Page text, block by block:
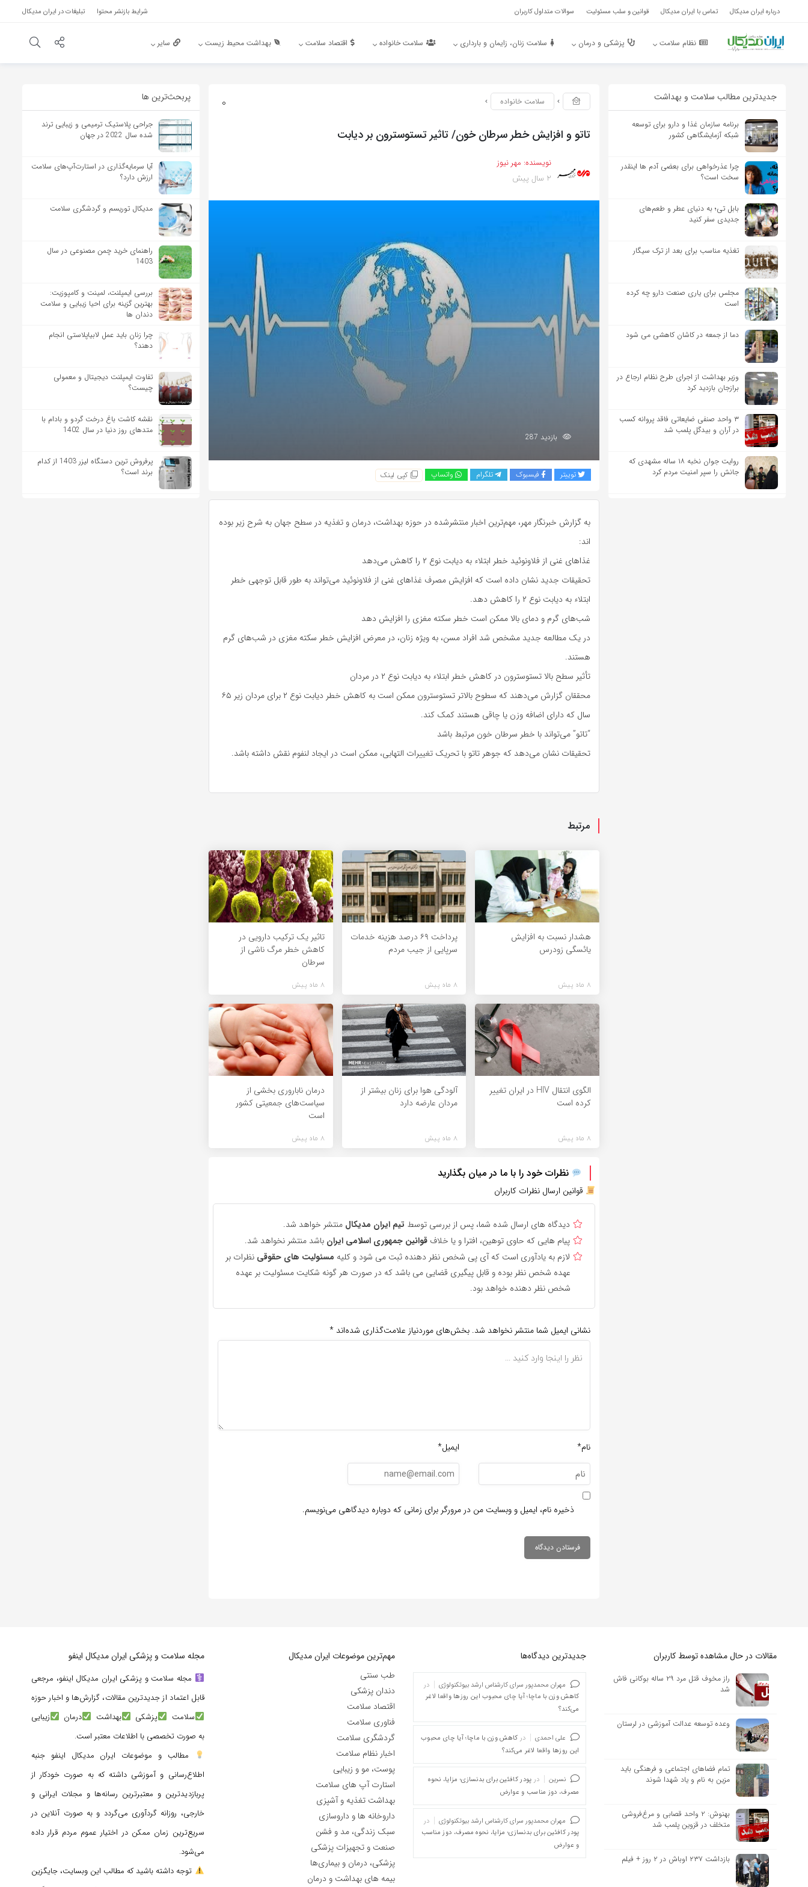
درباره ایران مدیکال تماس با ایران مدیکال قوانین و سلب مسئولیت سوالات متداول کاربران شرایط بازنشر محتوا تبلیغات در ایران مدیکال
نظام سلامت پزشکی و درمان سلامت زنان، زایمان و بارداری سلامت خانواده اقتصاد سلامت بهداشت محیط زیست سایر
جدیدترین مطالب سلامت و بهداشت
برنامه سازمان غذا و دارو برای توسعه
شبکه آزمایشگاهی کشور
چرا عذرخواهی برای بعضی آدم ها اینقدر
سخت است؟
بابل تی؛ به دنیای عطر و طعم‌های
جدیدی سفر کنید
تغذیه مناسب برای بعد از ترک سیگار
مجلس برای یاری صنعت دارو چه کرده
است
دما از جمعه در کاشان کاهشی می شود
وزیر بهداشت از اجرای طرح نظام ارجاع در
برازجان بازدید کرد
۳ واحد صنفی ضایعاتی فاقد پروانه کسب
در آران و بیدگل پلمب شد
روایت جوان نخبه ۱۸ ساله مشهدی که
جانش را سپر امنیت مردم کرد
0 سلامت خانواده
تاتو و افزایش خطر سرطان خون/ تاثیر تستوسترون بر دیابت
نویسنده: مهر نیوز
2 سال پیش
بازدید 287
توییتر فیسبوک تلگرام واتساپ کپی لینک
به گزارش خبرنگار مهر، مهم‌ترین اخبار منتشرشده در حوزه بهداشت، درمان و تغذیه در سطح جهان به شرح زیر بوده
اند:
غذاهای غنی از فلاونوئید خطر ابتلاء به دیابت نوع ۲ را کاهش می‌دهد
تحقیقات جدید نشان داده است که افزایش مصرف غذاهای غنی از فلاونوئید می‌تواند به طور قابل توجهی خطر
ابتلاء به دیابت نوع ۲ را کاهش دهد.
شب‌های گرم و دمای بالا ممکن است خطر سکته مغزی را افزایش دهد
در یک مطالعه جدید مشخص شد افراد مسن، به ویژه زنان، در معرض افزایش خطر سکته مغزی در شب‌های گرم
هستند.
تأثیر سطح بالا تستوسترون در کاهش خطر ابتلاء به دیابت نوع ۲ در مردان
محققان گزارش می‌دهند که سطوح بالاتر تستوسترون ممکن است به کاهش خطر دیابت نوع ۲ برای مردان زیر ۶۵
سال که دارای اضافه وزن یا چاقی هستند کمک کند.
“تاتو” می‌تواند با خطر سرطان خون مرتبط باشد
تحقیقات نشان می‌دهد که جوهر تاتو با تحریک تغییرات التهابی، ممکن است در ایجاد لنفوم نقش داشته باشد.
مرتبط
هشدار نسبت به افزایش
یائسگی زودرس
8 ماه پیش
پرداخت ۶۹ درصد هزینه خدمات
سرپایی از جیب مردم
8 ماه پیش
تاثیر یک ترکیب دارویی در
کاهش خطر مرگ ناشی از
سرطان
8 ماه پیش
الگوی انتقال HIV در ایران تغییر
کرده است
8 ماه پیش
آلودگی هوا برای زنان بیشتر از
مردان عارضه دارد
8 ماه پیش
درمان ناباروری بخشی از
سیاست‌های جمعیتی کشور
است
8 ماه پیش
نظرات خود را با ما در میان بگذارید
قوانین ارسال نظرات کاربران
دیدگاه های ارسال شده شما، پس از بررسی توسط تیم ایران مدیکال منتشر خواهد شد.
پیام هایی که حاوی توهین، افترا و یا خلاف قوانین جمهوری اسلامی ایران باشد منتشر نخواهد شد.
لازم به یادآوری است که آی پی شخص نظر دهنده ثبت می شود و کلیه مسئولیت های حقوقی نظرات بر
عهده شخص نظر بوده و قابل پیگیری قضایی می باشد که در صورت هر گونه شکایت مسئولیت بر عهده
شخص نظر دهنده خواهد بود.
نشانی ایمیل شما منتشر نخواهد شد. بخش‌های موردنیاز علامت‌گذاری شده‌اند *
نام* ایمیل*
ذخیره نام، ایمیل و وبسایت من در مرورگر برای زمانی که دوباره دیدگاهی می‌نویسم.
پربحث‌‌ترین ها
جراحی پلاستیک ترمیمی و زیبایی ترند
شده سال 2022 در جهان
آیا سرمایه‌گذاری در استارت‌آپ‌های سلامت
ارزش دارد؟
مدیکال توریسم و گردشگری سلامت
راهنمای خرید چمن مصنوعی در سال
1403
بررسی ایمپلنت، لمینت و کامپوزیت:
بهترین گزینه برای احیا زیبایی و سلامت
دندان ها
چرا زنان باید عمل لابیاپلاستی انجام
دهند؟
تفاوت ایمپلنت دیجیتال و معمولی
چیست؟
نقشه کاشت باغ درخت گردو و بادام با
متدهای روز دنیا در سال 1402
پرفروش ترین دستگاه لیزر 1403 از کدام
برند است؟
مقالات در حال مشاهده توسط کاربران
راز مخوف قتل مرد ۲۹ ساله بوکانی فاش
شد
وعده توسعه عدالت آموزشی در لرستان
تمام فضاهای اجتماعی و فرهنگی باید
مزین به نام و یاد شهدا شوند
بهنوش: ۲ واحد قصابی و مرغ‌فروشی
متخلف در قزوین پلمب شد
بازداشت ۲۳۷ اوباش در ۲ روز + فیلم
جدیدترین دیدگاه‌‌ها
مهران محمدپور سرای کارشناس ارشد بیوتکنولوژی
در
کاهش وزن با ماچا؛ آیا چای محبوب این روزها واقعا لاغر
می‌کند؟
علی احمدی در کاهش وزن با ماچا؛ آیا چای محبوب
این روزها واقعا لاغر می‌کند؟
نسرین در پودر کافئین برای بدنسازی؛ مزایا، نحوه
مصرف، دوز مناسب و عوارض
مهران محمدپور سرای کارشناس ارشد بیوتکنولوژی
در
پودر کافئین برای بدنسازی؛ مزایا، نحوه مصرف، دوز مناسب
و عوارض
مهم‌ترین موضوعات ایران مدیکال
طب سنتی
دندان پزشکی
اقتصاد سلامت
فناوری سلامت
گردشگری سلامت
اخبار نظام سلامت
پوست، مو و زیبایی
استارت آپ های سلامت
بهداشت تغذیه و آشپزی
داروخانه ها و داروسازی
سبک زندگی، مد و فشن
صنعت و تجهیزات پزشکی
پزشکی، درمان و بیماری‌ها
بیمه های بهداشت و درمان
مجله سلامت و پزشکی ایران مدیکال اینفو
مجله سلامت و پزشکی ایران مدیکال اینفو، مرجعی
قابل اعتماد از جدیدترین مقالات، گزارش‌ها و اخبار حوزه
سلامت
پزشکی بهداشت درمان
زیبایی
به صورت تخصصی با اطلاعات معتبر است.
مطالب و موضوعات ایران مدیکال اینفو جنبه
اطلاع‌رسانی و آموزشی داشته که به صورت خودکار از
پربازدیدترین و معتبرترین رسانه‌ها و مجلات ایرانی و
خارجی، روزانه گردآوری می‌گردد و به صورت آنلاین در
سریع‌ترین زمان ممکن در اختیار عموم مردم قرار داده
می‌شود.
توجه داشته باشید که مطالب این وبسایت، جایگزین